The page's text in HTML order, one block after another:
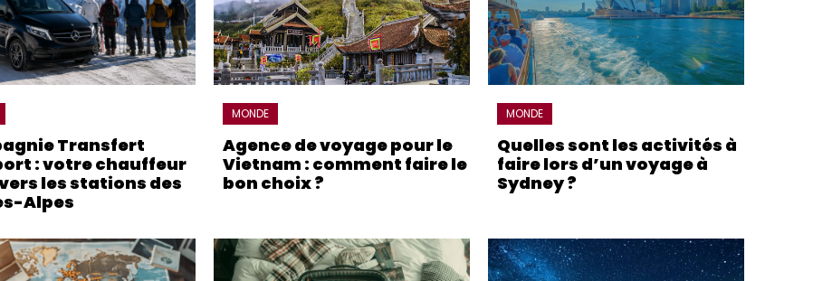
Transfert
: votre chauffeur
les stations des
Alpes
MONDE
Agence de voyage pour le
Vietnam : comment faire le
bon choix ?
MONDE
Quelles sont les activités à
faire lors d’un voyage à
Sydney ?